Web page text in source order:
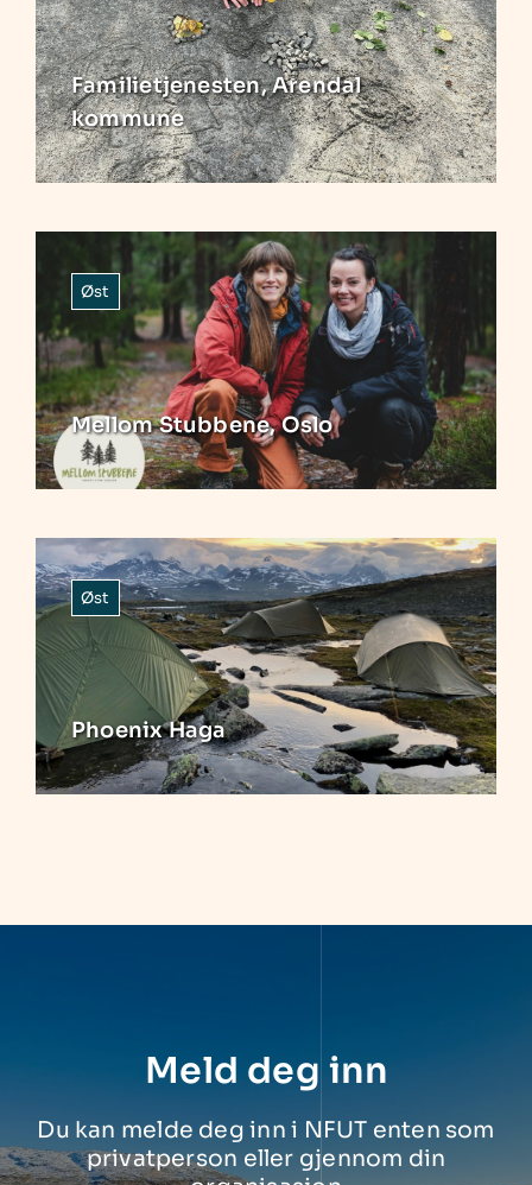
Familietjenesten, Arendal
kommune
Øst
Mellom Stubbene, Oslo
Øst
Phoenix Haga
Meld deg inn
Du kan melde deg inn i NFUT enten som
privatperson eller gjennom din